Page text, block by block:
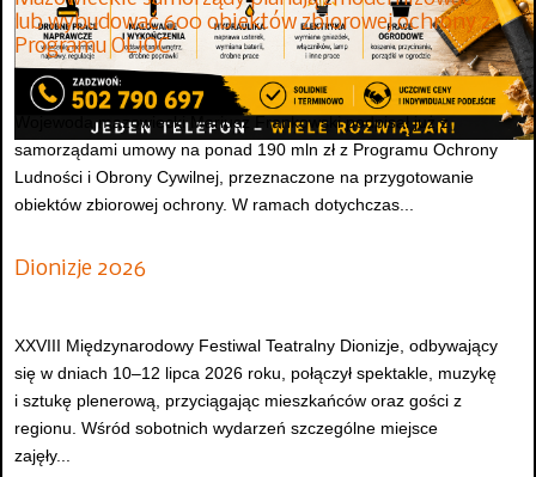
lub wybudować 600 obiektów zbiorowej ochrony z
Programu OLiOC
Wojewoda mazowiecki Mariusz Frankowski podpisał już z
samorządami umowy na ponad 190 mln zł z Programu Ochrony
Ludności i Obrony Cywilnej, przeznaczone na przygotowanie
obiektów zbiorowej ochrony. W ramach dotychczas...
Dionizje 2026
XXVIII Międzynarodowy Festiwal Teatralny Dionizje, odbywający
się w dniach 10–12 lipca 2026 roku, połączył spektakle, muzykę
i sztukę plenerową, przyciągając mieszkańców oraz gości z
regionu. Wśród sobotnich wydarzeń szczególne miejsce
zajęły...